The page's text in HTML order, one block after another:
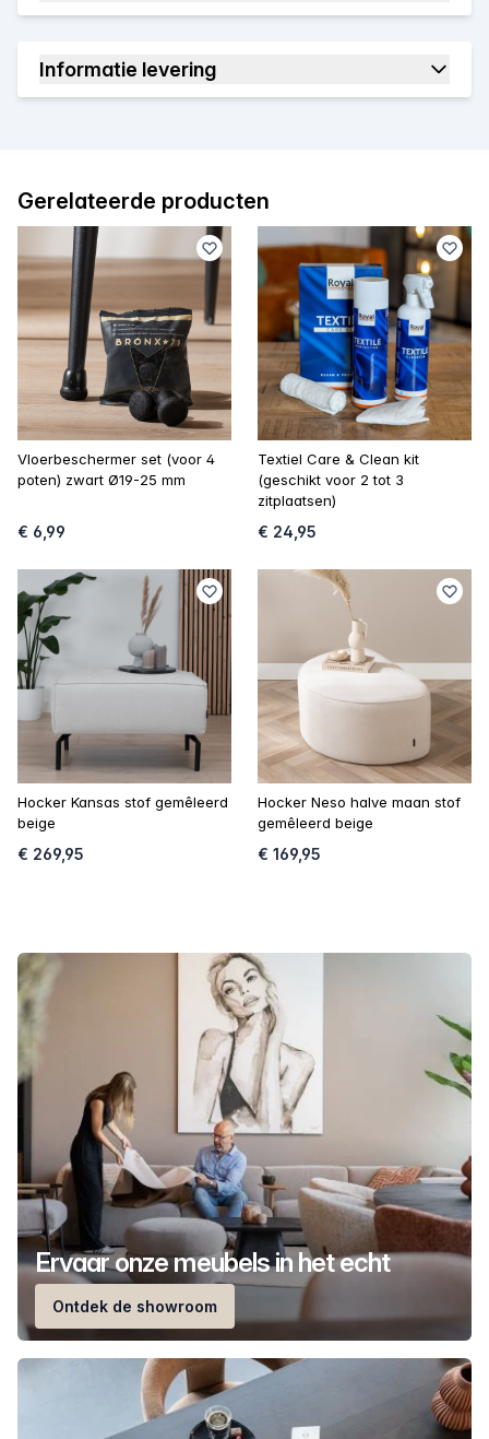
Informatie levering
Gerelateerde producten
Vloerbeschermer set (voor 4
poten) zwart Ø19-25 mm
€ 6,99
Textiel Care & Clean kit
(geschikt voor 2 tot 3
zitplaatsen)
€ 24,95
Hocker Kansas stof gemêleerd
beige
€ 269,95
Hocker Neso halve maan stof
gemêleerd beige
€ 169,95
Ervaar onze meubels in het echt
Ontdek de showroom